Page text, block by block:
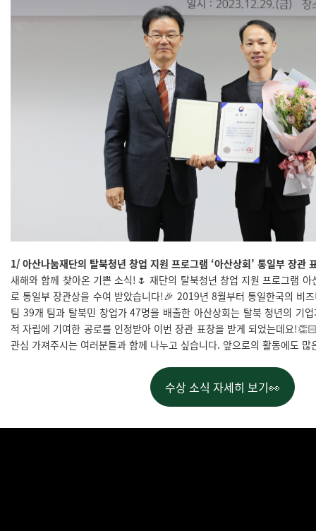
1/ 아산나눔재단의 탈북청년 창업 지원 프로그램 ‘아산상회’ 통일부 장관
새해와 함께 찾아온 기쁜 소식!🌷 재단의 탈북청년 창업 지원 프로그램
로 통일부 장관상을 수여 받았습니다!🎉 2019년 8월부터 통일한국의 비
팀 39개 팀과 탈북민 창업가 47명을 배출한 아산상회는 탈북 청년의 기
적 자립에 기여한 공로를 인정받아 이번 장관 표창을 받게 되었는데요
관심 가져주시는 여러분들과 함께 나누고 싶습니다. 앞으로의 활동에도
수상 소식 자세히 보기👀